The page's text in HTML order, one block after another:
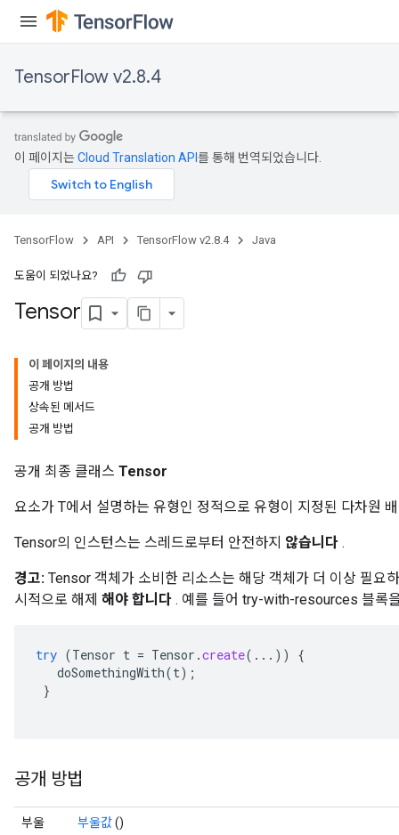
TensorFlow v2.8.4
이 페이지는Cloud Translation API 를 통해 번역되었습니다.
TensorFlow API TensorFlow v2.8.4 Java
도움이 되었나요?
Tensor
이 페이지의 내용
공개 방법
상속된 메서드
공개 방법
공개 최종 클래스 Tensor
요소가 T에서 설명하는 유형인 정적으로 유형이 지정된 다차원
Tensor의 인스턴스는 스레드로부터 안전하지 않습니다 .
경고: Tensor 객체가 소비한 리소스는 해당 객체가 더 이상 필요
시적으로 해제 해야 합니다 . 예를 들어 try-with-resources 블록
try (Tensor t = Tensor .create(...))
{
doSomethingWith(t);
}
공개 방법
부울 부울값()